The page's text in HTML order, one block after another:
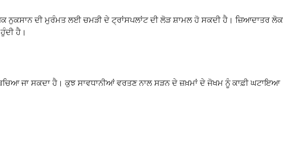
ਨੁਕਸਾਨ ਦੀ ਮੁਰੰਮਤ ਲਈ ਚਮੜੀ ਦੇ ਟ੍ਰਾਂਸਪਲਾਂਟ ਦੀ ਲੋੜ ਸ਼ਾਮਲ ਹੋ ਸਕਦੀ ਹੈ। ਜ਼ਿਆਦਾਤਰ ਲੋਕ
ਹੈ।
ਜਾ ਸਕਦਾ ਹੈ। ਕੁਝ ਸਾਵਧਾਨੀਆਂ ਵਰਤਣ ਨਾਲ ਸੜਨ ਦੇ ਜ਼ਖ਼ਮਾਂ ਦੇ ਜੋਖਮ ਨੂੰ ਕਾਫ਼ੀ ਘਟਾਇਆ